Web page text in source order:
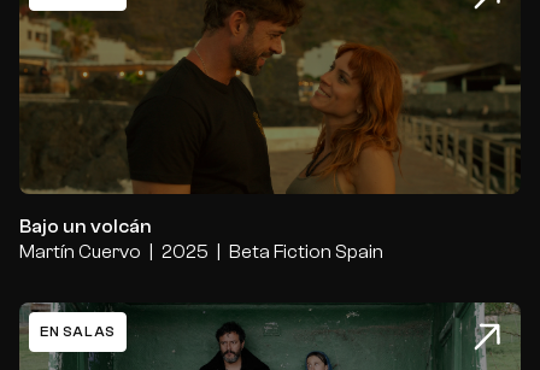
Bajo un volcán
Bajo un volcán
Martín Cuervo
2025 Beta Fiction Spain
EN SALAS